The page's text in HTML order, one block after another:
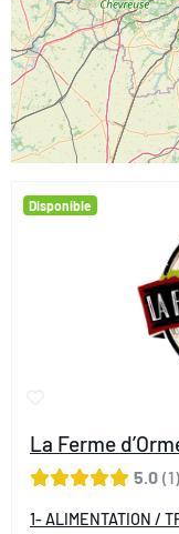
La Ferme
5.0 1
1- ALIMENTATION /
Disponible